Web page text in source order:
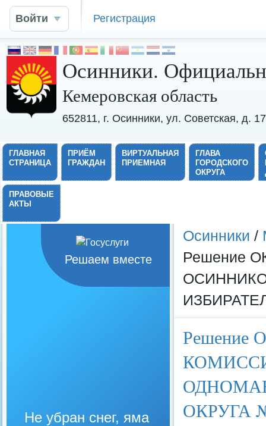
Войти Регистрация
Осинники.
Кемеровская область
652811, г. Осинники, ул. Советская, д.
ГЛАВНАЯ
СТРАНИЦА
ПРИЁМ
ГРАЖДАН
ВИРТУАЛЬНАЯ
ПРИЕМНАЯ
ГЛАВА
ГОРОДСКОГО
ОКРУГА
ПРАВОВЫЕ
АКТЫ
Осинники /
Решение
ОКРУГА
Решаем вместе
Не убран снег, яма